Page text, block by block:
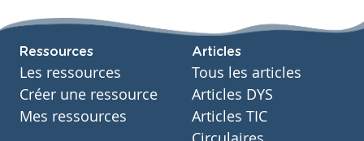
Ressources
Les ressources
Créer une ressource
Mes ressources
Articles
Tous les articles
Articles DYS
Articles TIC